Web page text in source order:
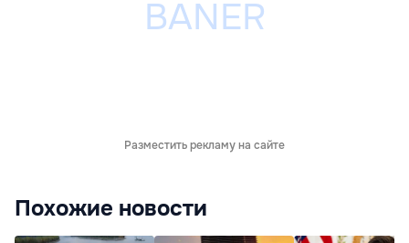
Разместить рекламу на сайте
Похожие новости